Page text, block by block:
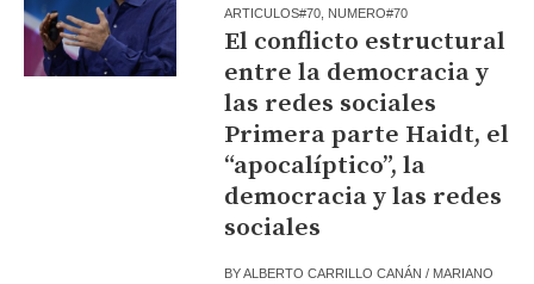
ARTICULOS#70 NUMERO#70
El conflicto estructural
entre la democracia y
las redes sociales
Primera parte Haidt, el
“apocalíptico”, la
democracia y las redes
sociales
BYALBERTO CARRILLO CANÁN / MARIANO